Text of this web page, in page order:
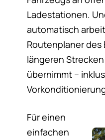
Ladestationen.
automatisch
Routenplaner des
längeren
übernimmt –
Für einen
einfachen